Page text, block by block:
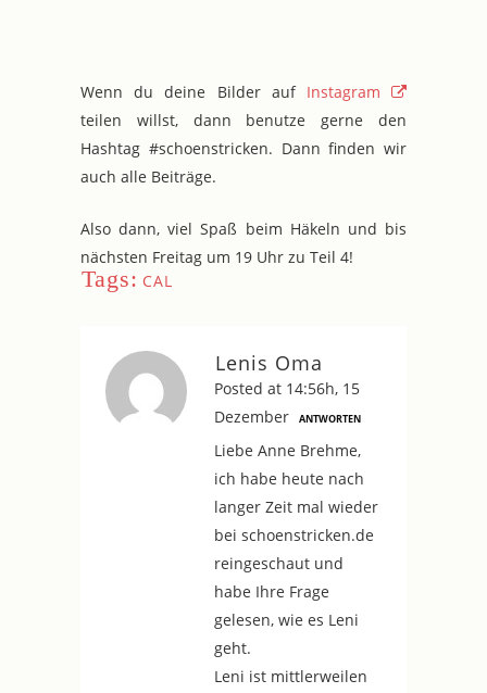
Wenn du deine Bilder auf Instagram
teilen willst, dann benutze gerne den
Hashtag #schoenstricken. Dann finden wir
auch alle Beiträge.
Also dann, viel Spaß beim Häkeln und bis
nächsten Freitag um 19 Uhr zu Teil 4!
Tags: CAL
Lenis Oma
Posted at 14:56h, 15
Dezember
ANTWORTEN
Liebe Anne Brehme,
ich habe heute nach
langer Zeit mal wieder
bei schoenstricken.de
reingeschaut und
habe Ihre Frage
gelesen, wie es Leni
geht.
Leni ist mittlerweilen